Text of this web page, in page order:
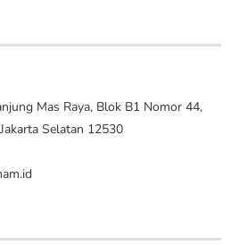
Mas Raya, Blok B1 Nomor 44,
Selatan 12530